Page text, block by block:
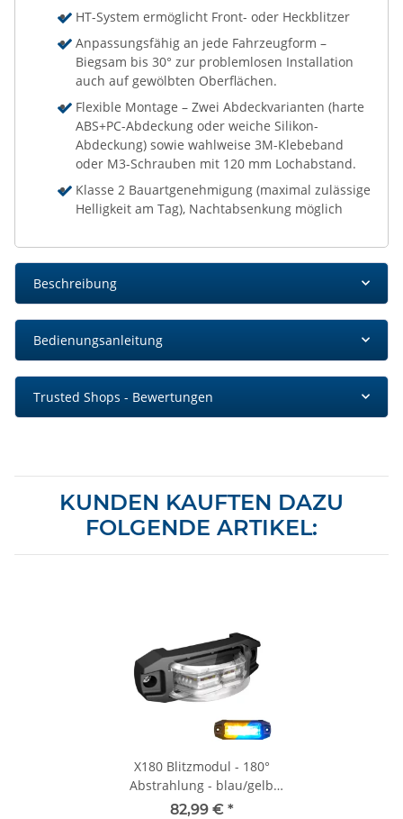
HT-System ermöglicht Front- oder Heckblitzer
Anpassungsfähig an jede Fahrzeugform –
Biegsam bis 30° zur problemlosen Installation
auch auf gewölbten Oberflächen.
Flexible Montage – Zwei Abdeckvarianten (harte
ABS+PC-Abdeckung oder weiche Silikon-
Abdeckung) sowie wahlweise 3M-Klebeband
oder M3-Schrauben mit 120 mm Lochabstand.
Klasse 2 Bauartgenehmigung (maximal zulässige
Helligkeit am Tag), Nachtabsenkung möglich
Beschreibung
Bedienungsanleitung
Trusted Shops - Bewertungen
KUNDEN KAUFTEN DAZU
FOLGENDE ARTIKEL:
X180 Blitzmodul - 180°
Abstrahlung - blau/gelb
zweifarbig - versch.
82,99 € *